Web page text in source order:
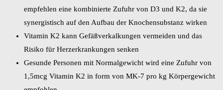
empfehlen eine kombinierte Zufuhr von D3 und K2, da sie
synergistisch auf den Aufbau der Knochensubstanz wirken
Vitamin K2 kann Gefäßverkalkungen vermeiden und das
Risiko für Herzerkrankungen senken
Gesunde Personen mit Normalgewicht wird eine Zufuhr von
1,5mcg Vitamin K2 in form von MK-7 pro kg Körpergewicht